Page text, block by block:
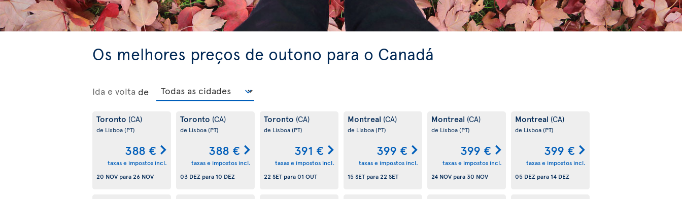
Os melhores preços de outono para o Canadá
Ida e volta de
Toronto (CA)
de Lisboa(PT)
388 €
taxas e impostos incl.
20 NOV para26 NOV
Toronto (CA)
de Lisboa(PT)
388 €
taxas e impostos incl.
03 DEZpara 10 DEZ
Toronto (CA)
de Lisboa(PT)
391 €
taxas e impostos incl.
22 SETpara01 OUT
Montreal (CA)
de Lisboa(PT)
399 €
taxas e impostos incl.
15 SETpara22 SET
Montreal (CA)
de Lisboa(PT)
399 €
taxas e impostos incl.
24 NOVpara 30 NOV
Montreal (CA)
de Lisboa(PT)
399 €
taxas e impostos incl.
05 DEZpara 14 DEZ